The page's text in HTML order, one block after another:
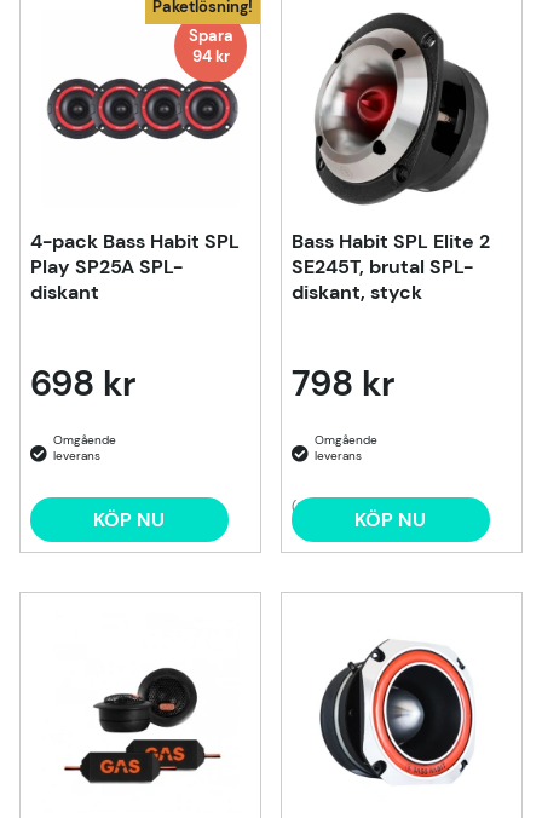
Paketlösning!
Spara
94 kr
4-pack Bass Habit SPL
Play SP25A SPL-
diskant
698 kr
KÖP NU
Bass Habit SPL Elite 2
SE245T, brutal SPL-
diskant, styck
798 kr
(2) KÖP NU